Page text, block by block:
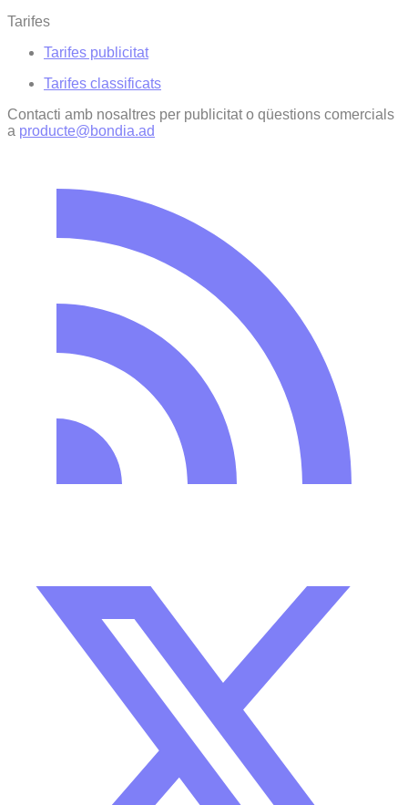
Tarifes
Tarifes publicitat
Tarifes classificats
Contacti amb nosaltres per publicitat o qüestions comercials
a producte@bondia.ad